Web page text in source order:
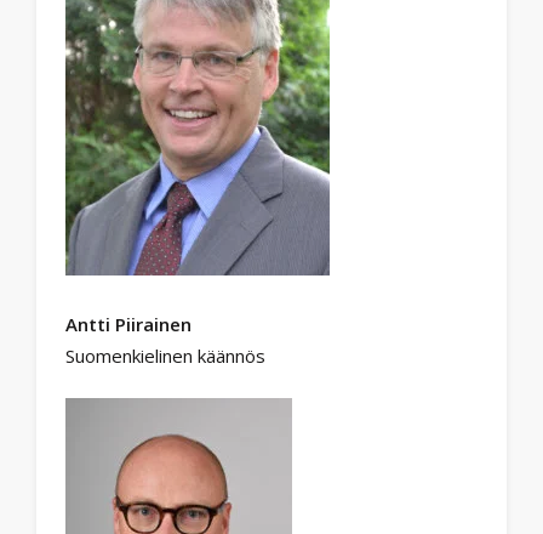
Antti Piirainen
Suomenkielinen käännös